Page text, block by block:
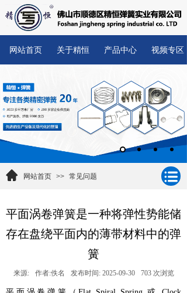
网站首页 关于精恒 产品中心 视频专区
网站首页 >> 常见问题
平面涡卷弹簧是一种将弹性势能储
存在盘绕平面内的薄带材料中的弹
簧
来源: 作者:佚名 发布时间: 2025-09-30 703 次浏览